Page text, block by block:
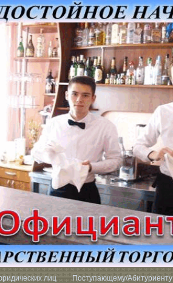
лиц Поступающему/Абитуриенту